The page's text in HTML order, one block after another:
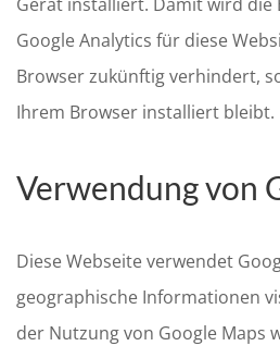
Google Analytics für diese
Browser zukünftig verhindert,
Ihrem Browser installiert bleibt.
Verwendung von
Diese Webseite verwendet
geographische Informationen
der Nutzung von Google Maps